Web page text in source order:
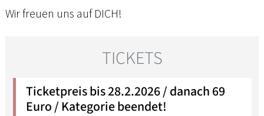
Wir freuen uns auf DICH!